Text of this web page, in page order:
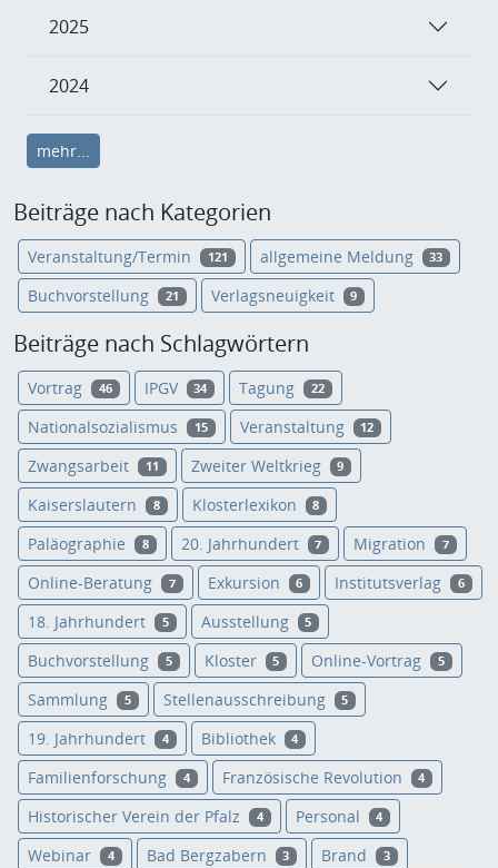
2025
2024
mehr...
Beiträge nach Kategorien
Veranstaltung/Termin 121 allgemeine Meldung 33
Buchvorstellung 21 Verlagsneuigkeit 9
Beiträge nach Schlagwörtern
Vortrag 46 IPGV 34 Tagung 22
Nationalsozialismus 15 Veranstaltung 12
Zwangsarbeit 11 Zweiter Weltkrieg 9
Kaiserslautern 8 Klosterlexikon 8
Paläographie 8 20. Jahrhundert 7 Migration 7
Online-Beratung 7 Exkursion 6 Institutsverlag 6
18. Jahrhundert 5 Ausstellung 5
Buchvorstellung 5 Kloster 5 Online-Vortrag 5
Sammlung 5 Stellenausschreibung 5
19. Jahrhundert 4 Bibliothek 4
Familienforschung 4 Französische Revolution 4
Historischer Verein der Pfalz 4 Personal 4
Webinar 4 Bad Bergzabern 3 Brand 3